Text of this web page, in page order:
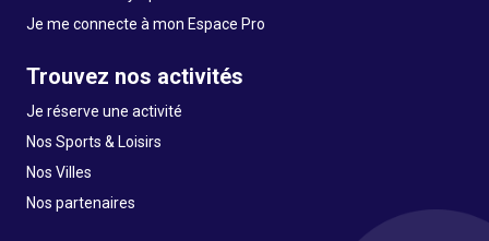
Je me connecte à mon Espace Pro
Trouvez nos activités
Je réserve une activité
Nos Sports & Loisirs
Nos Villes
Nos partenaires